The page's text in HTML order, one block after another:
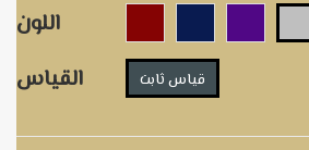
اللون
القياس
قياس ثابت